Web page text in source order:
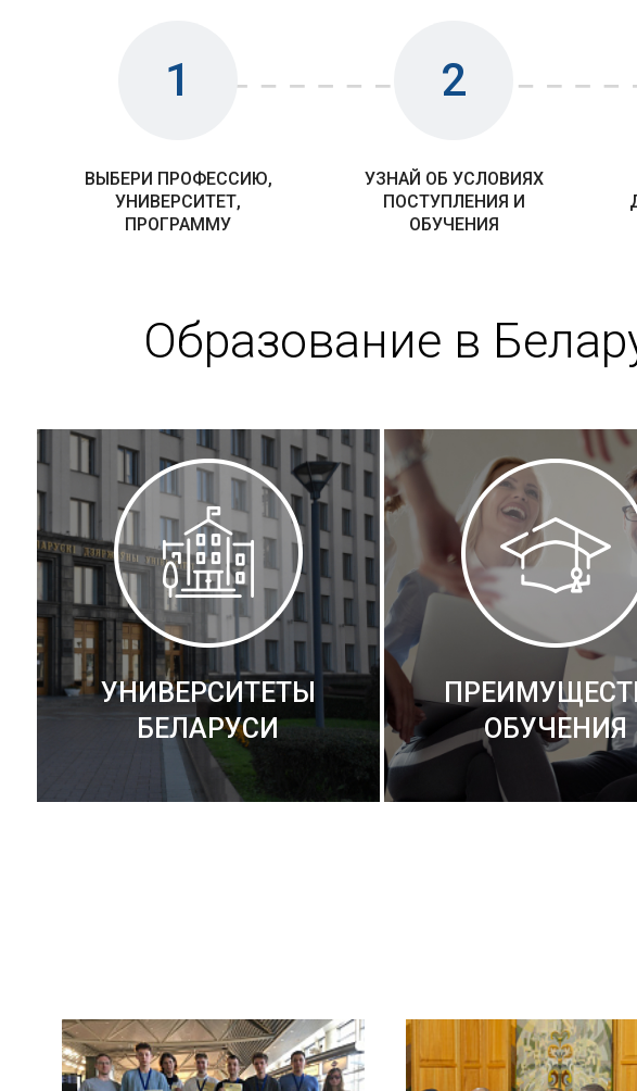
1
ВЫБЕРИ ПРОФЕССИЮ,
УНИВЕРСИТЕТ,
ПРОГРАММУ
2
УЗНАЙ ОБ УСЛОВИЯХ
ПОСТУПЛЕНИЯ И
ОБУЧЕНИЯ
Образование в
УНИВЕРСИТЕТЫ
БЕЛАРУСИ
ОБУЧЕНИЯ